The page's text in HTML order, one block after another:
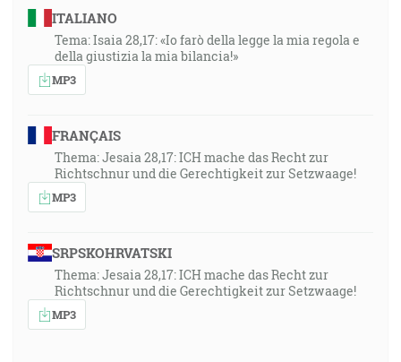
ITALIANO
Tema: Isaia 28,17: «Io farò della legge la mia regola e
della giustizia la mia bilancia!»
MP3
FRANÇAIS
Thema: Jesaia 28,17: ICH mache das Recht zur
Richtschnur und die Gerechtigkeit zur Setzwaage!
MP3
SRPSKOHRVATSKI
Thema: Jesaia 28,17: ICH mache das Recht zur
Richtschnur und die Gerechtigkeit zur Setzwaage!
MP3